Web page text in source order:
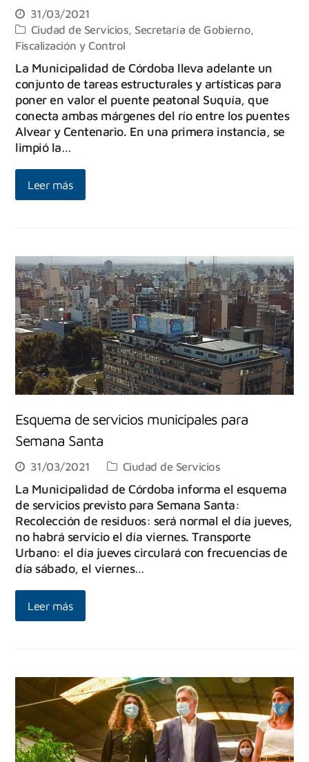
31/03/2021
Ciudad de Servicios Secretaría de Gobierno,
Fiscalización y Control
La Municipalidad de Córdoba lleva adelante un
conjunto de tareas estructurales y artísticas para
poner en valor el puente peatonal Suquía, que
conecta ambas márgenes del río entre los puentes
Alvear y Centenario. En una primera instancia, se
limpió la…
Leer más
Esquema de servicios municipales para
Semana Santa
31/03/2021 Ciudad de Servicios
La Municipalidad de Córdoba informa el esquema
de servicios previsto para Semana Santa:
Recolección de residuos: será normal el día jueves,
no habrá servicio el día viernes. Transporte
Urbano: el día jueves circulará con frecuencias de
día sábado, el viernes…
Leer más